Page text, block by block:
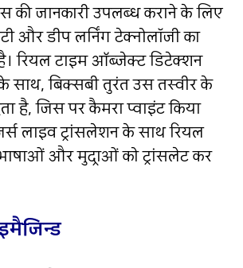
जानकारी उपलब्‍ध कराने के लिए
और डीप लर्निंग टेक्नोलॉजी का
रियल टाइम ऑब्‍जेक्‍ट डिटेक्शन
साथ, बिक्‍सबी तुरंत उस तस्‍वीर के
है, जिस पर कैमरा प्वाइंट किया
लाइव ट्रांसलेशन के साथ रियल
और मुद्राओं को ट्रांसलेट कर